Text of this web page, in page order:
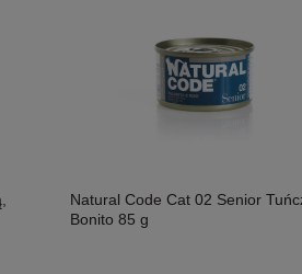
Natural Code Cat 02 Senior
Bonito 85 g